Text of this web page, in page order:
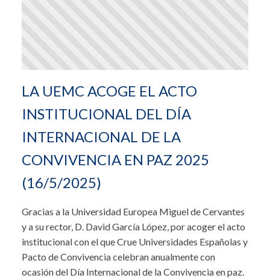
LA UEMC ACOGE EL ACTO
INSTITUCIONAL DEL DÍA
INTERNACIONAL DE LA
CONVIVENCIA EN PAZ 2025
(16/5/2025)
Gracias a la Universidad Europea Miguel de Cervantes
y a su rector, D. David García López, por acoger el acto
institucional con el que Crue Universidades Españolas y
Pacto de Convivencia celebran anualmente con
ocasión del Día Internacional de la Convivencia en paz.